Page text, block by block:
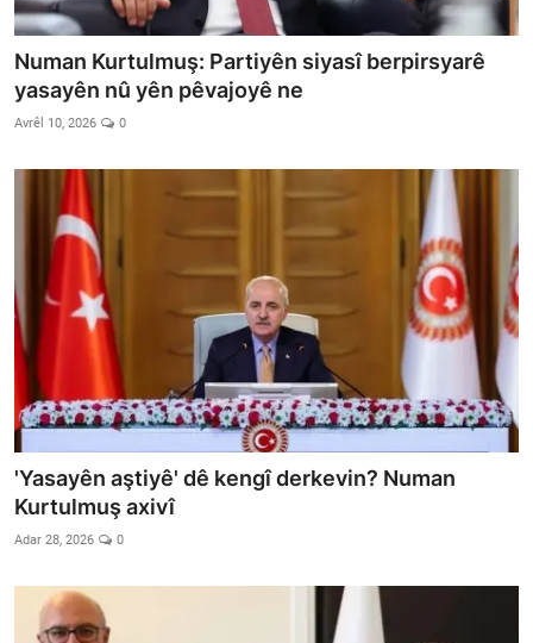
Numan Kurtulmuş: Partiyên siyasî berpirsyarê
yasayên nû yên pêvajoyê ne
Avrêl 10, 2026 0
'Yasayên aştiyê' dê kengî derkevin? Numan
Kurtulmuş axivî
Adar 28, 2026 0